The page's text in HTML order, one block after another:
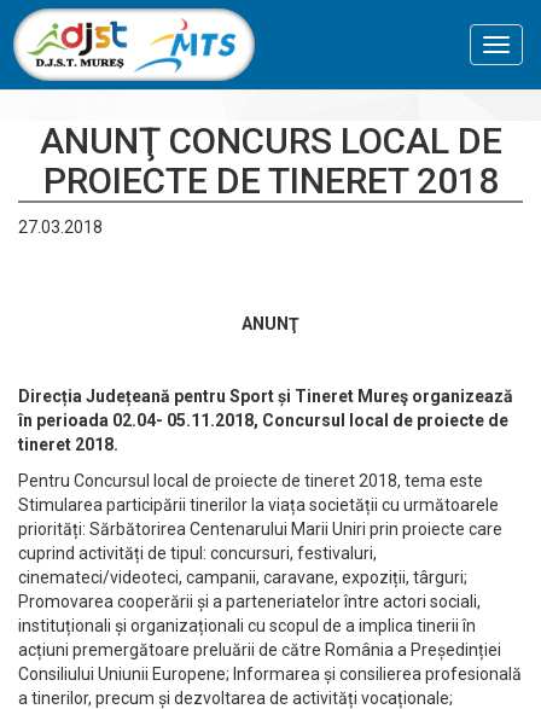
ANUNŢ CONCURS LOCAL DE
PROIECTE DE TINERET 2018
27.03.2018
ANUNŢ
Direcția Județeană pentru Sportși Tineret Mureş organizează
în perioada 02.04- 05.11.2018, Concursul local de proiecte de
tineret 2018.
Pentru Concursul local de proiecte de tineret 2018, tema este
Stimularea participării tinerilor la viața societății cu următoarele
priorități: Sărbătorirea Centenarului Marii Uniri prin proiecte care
cuprind activități de tipul: concursuri, festivaluri,
cinemateci/videoteci, campanii, caravane, expoziții, târguri;
Promovarea cooperării și a parteneriatelor între actori sociali,
instituționali și organizaționali cu scopul de a implica tinerii în
acțiuni premergătoare preluării de către România a Președinției
Consiliului Uniunii Europene; Informarea și consilierea profesională
a tinerilor, precum și dezvoltarea de activități vocaționale;